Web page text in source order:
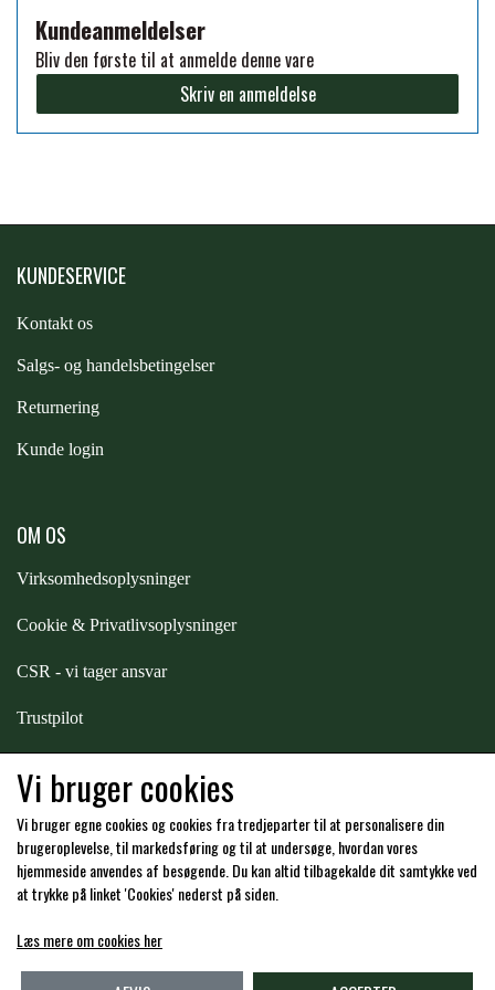
PREMIER EQUINE SADLER
PREMIER EQUINE SADEL TILBEHØR
PREMIER EQUINE BENBESKYTTELSE
PREMIER EQUINE GROOMING & STALD
FORAN EQUINE
GP TACK
MUSTAD
PHARMACARE
PREMIER EQUINE
Kundeanmeldelser
Bliv den første til at anmelde denne vare
Skriv en anmeldelse
KUNDESERVICE
Kontakt os
Salgs- og handelsbetingelser
Returnering
Kunde login
OM OS
Virksomhedsoplysninger
Cookie & Privatlivsoplysninger
CSR - vi tager ansvar
Trustpilot
Hos os kan du betale med:
Vi bruger cookies
Vi bruger egne cookies og cookies fra tredjeparter til at personalisere din
brugeroplevelse, til markedsføring og til at undersøge, hvordan vores
hjemmeside anvendes af besøgende. Du kan altid tilbagekalde dit samtykke ved
at trykke på linket 'Cookies' nederst på siden.
Læs mere om cookies her